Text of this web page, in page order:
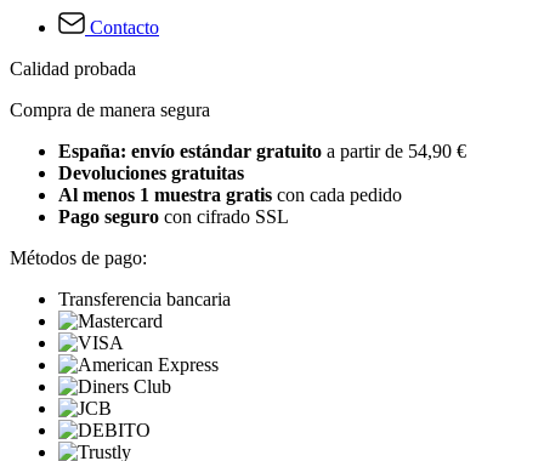
Contacto
Calidad probada
Compra de manera segura
España: envío estándar gratuito a partir de 54,90 €
Devoluciones gratuitas
Al menos 1 muestra gratis con cada pedido
Pago seguro con cifrado SSL
Métodos de pago:
Transferencia bancaria